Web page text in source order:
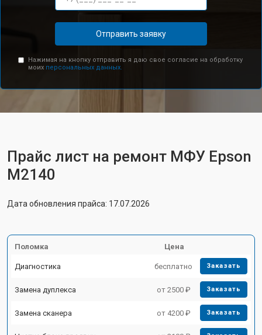
Отправить заявку
Нажимая на кнопку отправить я даю свое согласие на обработку
моих персональных данных.
Прайс лист на ремонт МФУ Epson
M2140
Дата обновления прайса: 17.07.2026
Поломка Цена
Диагностика бесплатно Заказать
Замена дуплекса от 2500 ₽ Заказать
Замена сканера от 4200 ₽ Заказать